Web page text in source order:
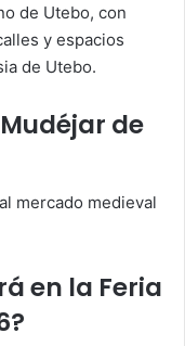
de Utebo, con
y espacios
de Utebo.
de
mercado medieval
en la Feria